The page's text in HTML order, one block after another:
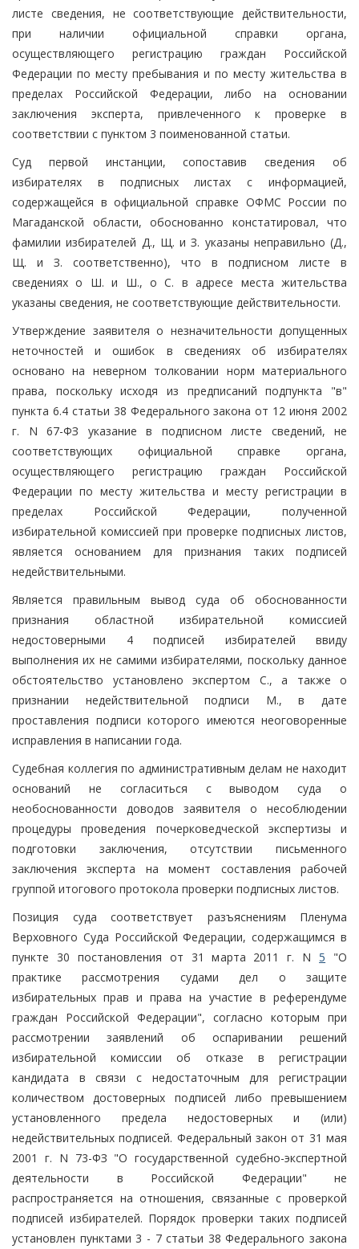
листе сведения, не соответствующие действительности,
при наличии официальной справки органа,
осуществляющего регистрацию граждан Российской
Федерации по месту пребывания и по месту жительства в
пределах Российской Федерации, либо на основании
заключения эксперта, привлеченного к проверке в
соответствии с пунктом 3 поименованной статьи.
Суд первой инстанции, сопоставив сведения об
избирателях в подписных листах с информацией,
содержащейся в официальной справке ОФМС России по
Магаданской области, обоснованно констатировал, что
фамилии избирателей Д., Щ. и З. указаны неправильно (Д.,
Щ. и З. соответственно), что в подписном листе в
сведениях о Ш. и Ш., о С. в адресе места жительства
указаны сведения, не соответствующие действительности.
Утверждение заявителя о незначительности допущенных
неточностей и ошибок в сведениях об избирателях
основано на неверном толковании норм материального
права, поскольку исходя из предписаний подпункта "в"
пункта 6.4 статьи 38 Федерального закона от 12 июня 2002
г. N 67-ФЗ указание в подписном листе сведений, не
соответствующих официальной справке органа,
осуществляющего регистрацию граждан Российской
Федерации по месту жительства и месту регистрации в
пределах Российской Федерации, полученной
избирательной комиссией при проверке подписных листов,
является основанием для признания таких подписей
недействительными.
Является правильным вывод суда об обоснованности
признания областной избирательной комиссией
недостоверными 4 подписей избирателей ввиду
выполнения их не самими избирателями, поскольку данное
обстоятельство установлено экспертом С., а также о
признании недействительной подписи М., в дате
проставления подписи которого имеются неоговоренные
исправления в написании года.
Судебная коллегия по административным делам не находит
оснований не согласиться с выводом суда о
необоснованности доводов заявителя о несоблюдении
процедуры проведения почерковедческой экспертизы и
подготовки заключения, отсутствии письменного
заключения эксперта на момент составления рабочей
группой итогового протокола проверки подписных листов.
Позиция суда соответствует разъяснениям Пленума
Верховного Суда Российской Федерации, содержащимся в
пункте 30 постановления от 31 марта 2011 г. N5 "О
практике рассмотрения судами дел о защите
избирательных прав и права на участие в референдуме
граждан Российской Федерации", согласно которым при
рассмотрении заявлений об оспаривании решений
избирательной комиссии об отказе в регистрации
кандидата в связи с недостаточным для регистрации
количеством достоверных подписей либо превышением
установленного предела недостоверных и (или)
недействительных подписей. Федеральный закон от 31 мая
2001 г. N 73-ФЗ "О государственной судебно-экспертной
деятельности в Российской Федерации" не
распространяется на отношения, связанные с проверкой
подписей избирателей. Порядок проверки таких подписей
установлен пунктами 3 - 7 статьи 38 Федерального закона